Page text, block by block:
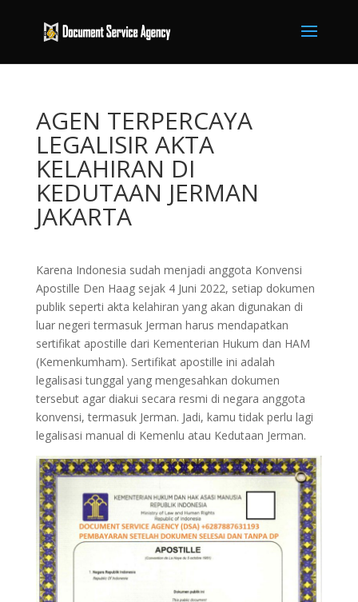
AGEN TERPERCAYA
LEGALISIR AKTA
KELAHIRAN DI
KEDUTAAN JERMAN
JAKARTA
Karena Indonesia sudah menjadi anggota Konvensi
Apostille Den Haag sejak 4 Juni 2022, setiap dokumen
publik seperti akta kelahiran yang akan digunakan di
luar negeri termasuk Jerman harus mendapatkan
sertifikat apostille dari Kementerian Hukum dan HAM
(Kemenkumham). Sertifikat apostille ini adalah
legalisasi tunggal yang mengesahkan dokumen
tersebut agar diakui secara resmi di negara anggota
konvensi, termasuk Jerman. Jadi, kamu tidak perlu lagi
legalisasi manual di Kemenlu atau Kedutaan Jerman.